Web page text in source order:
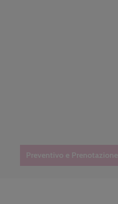
Preventivo e Prenotazione